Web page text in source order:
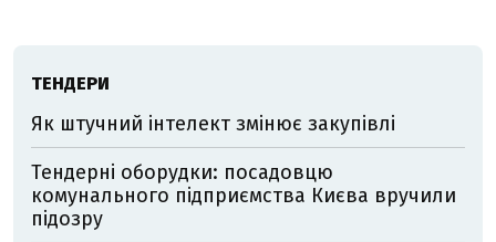
ТЕНДЕРИ
Як штучний інтелект змінює закупівлі
Тендерні оборудки: посадовцю
комунального підприємства Києва вручили
підозру